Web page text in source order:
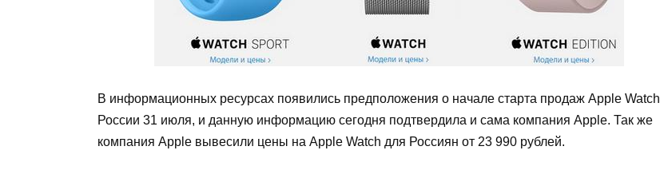
В информационных ресурсах появились предположения о начале старта продаж Apple Watch
России 31 июля, и данную информацию сегодня подтвердила и сама компания Apple. Так же
компания Apple вывесили цены на Apple Watch для Россиян от 23 990 рублей.